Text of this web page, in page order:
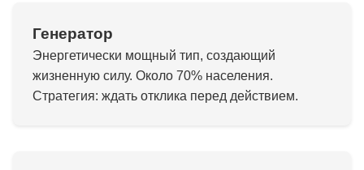
Генератор
Энергетически мощный тип, создающий
жизненную силу. Около 70% населения.
Стратегия: ждать отклика перед действием.